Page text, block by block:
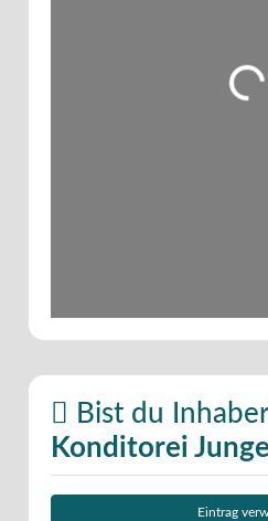
Wird
Bist du
Konditorei Junge
Eintrag